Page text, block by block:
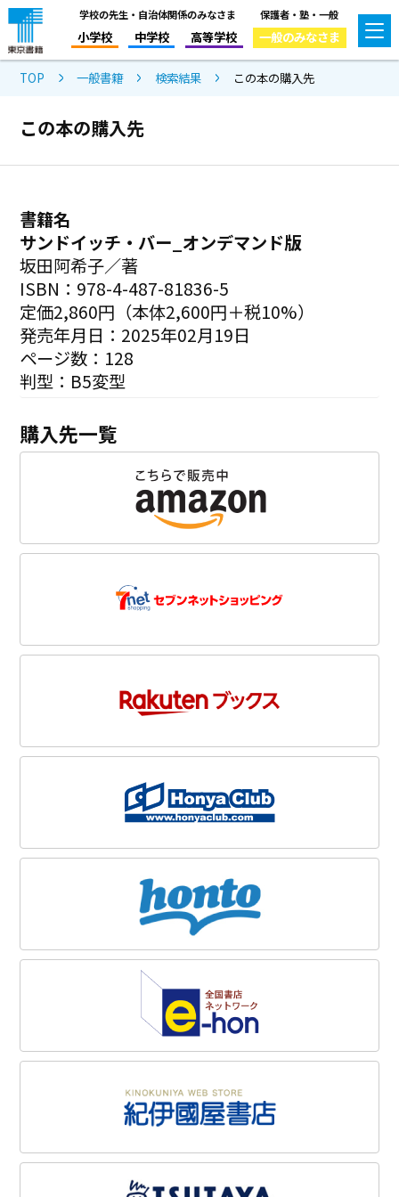
学校の先生・自治体関係のみなさま
小学校 中学校 高等学校
保護者・塾・一般
一般のみなさま
TOP 一般書籍 検索結果 この本の購入先
この本の購入先
書籍名
サンドイッチ・バー_オンデマンド版
坂田阿希子／著
ISBN：978-4-487-81836-5
定価2,860円（本体2,600円＋税10%）
発売年月日：2025年02月19日
ページ数：128
判型：B5変型
購入先一覧